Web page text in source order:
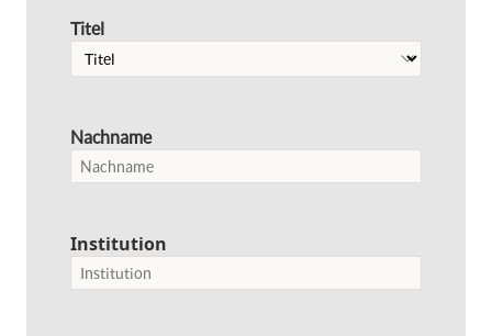
Titel
Nachname
Institution